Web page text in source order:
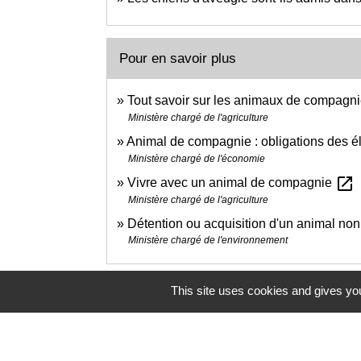
Pour en savoir plus
Tout savoir sur les animaux de
Ministère chargé de l'agriculture
Animal de compagnie : obligations des
Ministère chargé de l'économie
Vivre avec un animal de compagnie open_in_new
Ministère chargé de l'agriculture
Détention ou acquisition d'un animal
Ministère chargé de l'environnement
This site uses cookies and gives